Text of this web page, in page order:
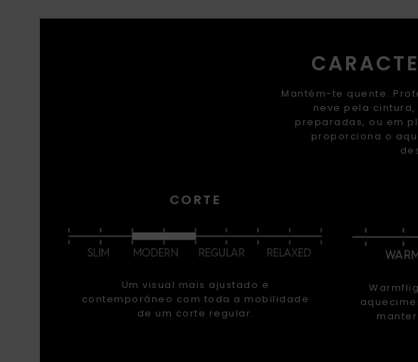
Mantém-te quente.
neve pela
preparadas, ou em
proporciona o
CORTE
Um visual mais ajustado e
contemporâneo com toda a mobilidade
de um corte regular.